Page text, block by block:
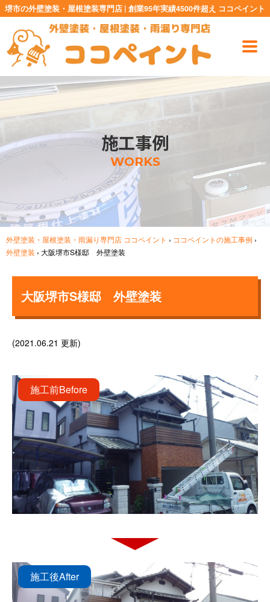
堺市の外壁塗装・屋根塗装専門店 | 創業95年実績4500件超え ココペイント
施工事例
WORKS
外壁塗装・屋根塗装・雨漏り専門店 ココペイント › ココペイントの施工事例 ›
外壁塗装 › 大阪堺市S様邸 外壁塗装
大阪堺市S様邸 外壁塗装
(2021.06.21 更新)
施工前Before
施工後After